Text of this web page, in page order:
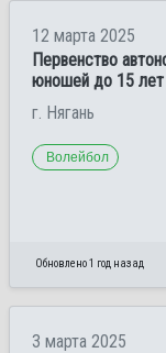
12 марта 2025
Первенство
юношей до 15 лет
г. Нягань
Волейбол
Обновлено 1 год назад
3 марта 2025